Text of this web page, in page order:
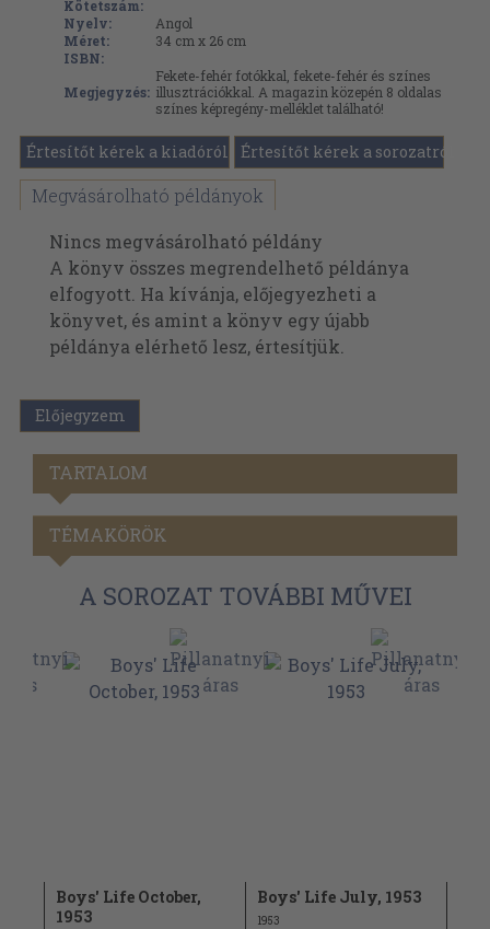
Kötetszám:
Nyelv:
Angol
Méret:
34 cm x 26 cm
ISBN:
Megjegyzés:
Fekete-fehér fotókkal, fekete-fehér és színes
illusztrációkkal. A magazin közepén 8 oldalas
színes képregény-melléklet található!
Értesítőt kérek a kiadóról Értesítőt kérek a sorozatról
Megvásárolható példányok
Nincs megvásárolható példány
A könyv összes megrendelhető példánya
elfogyott. Ha kívánja, előjegyezheti a
könyvet, és amint a könyv egy újabb
példánya elérhető lesz, értesítjük.
Előjegyzem
TARTALOM
TÉMAKÖRÖK
A SOROZAT TOVÁBBI MŰVEI
Boys' Life October,
1953
Boys' Life July, 1953
1953